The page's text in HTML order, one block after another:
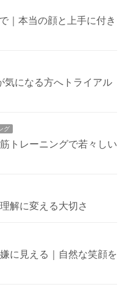
｜本当の顔と上手に付き
気になる方へトライアル
グ
トレーニングで若々しい
解に変える大切さ
に見える｜自然な笑顔を